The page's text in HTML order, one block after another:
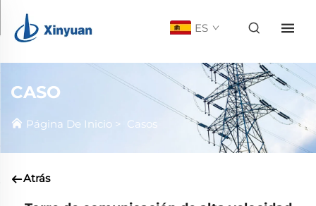
ES
CASO
Página De Inicio > Casos
Atrás